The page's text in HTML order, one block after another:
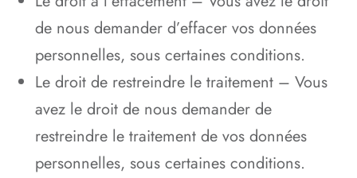
de nous demander d’effacer vos données
personnelles, sous certaines conditions.
Le droit de restreindre le traitement – Vous
avez le droit de nous demander de
restreindre le traitement de vos données
personnelles, sous certaines conditions.